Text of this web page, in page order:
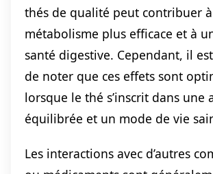
thés de qualité peut contribuer
métabolisme plus efficace et à
santé digestive. Cependant, il
de noter que ces effets sont
lorsque le thé s’inscrit dans une
équilibrée et un mode de vie
Les interactions avec d’autres